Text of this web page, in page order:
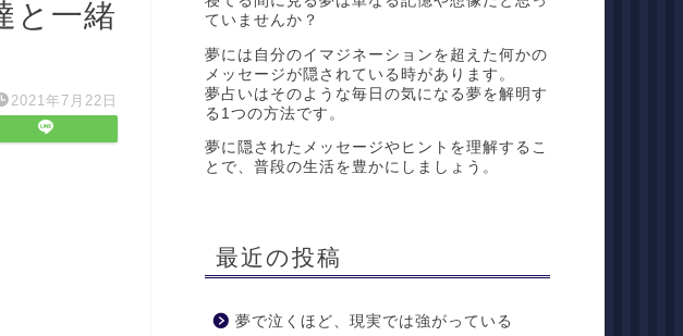
と一緒
2021年7月22日
ていませんか？
夢には自分のイマジネーションを超えた何かの
メッセージが隠されている時があります。
夢占いはそのような毎日の気になる夢を解明す
る1つの方法です。
夢に隠されたメッセージやヒントを理解するこ
とで、普段の生活を豊かにしましょう。
最近の投稿
夢で泣くほど、現実では強がっている